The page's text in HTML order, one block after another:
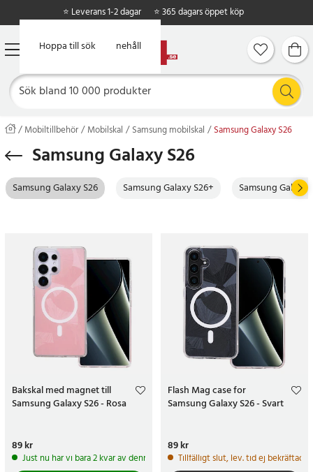
Hoppa till huvudinnehåll
Hoppa till sök
⭐ Leverans 1-2 dagar ⭐ 365 dagars öppet köp
Mobiltillbehör Mobilskal Samsung mobilskal Samsung Galaxy S26
Samsung Galaxy S26
Samsung Galaxy S26 Samsung Galaxy S26+ Samsung Galaxy
Bakskal med magnet till
Samsung Galaxy S26 - Rosa
Pris:
89 kr
Just nu har vi bara 2 kvar av denna produkt
Flash Mag case for
Samsung Galaxy S26 - Svart
Pris:89 kr
89 kr
Tillfälligt slut, lev. tid ej bekräftad.